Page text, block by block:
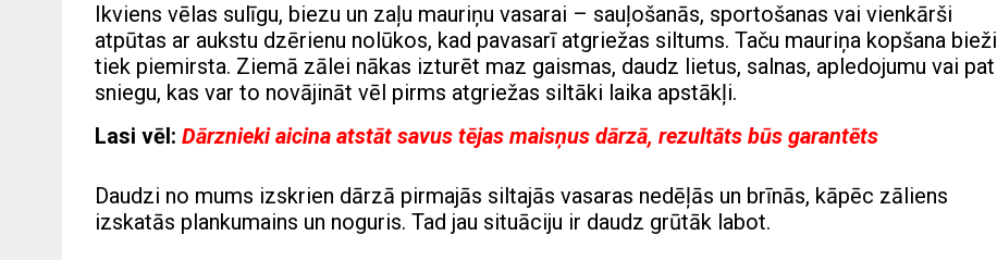
Ikviens vēlas sulīgu, biezu un zaļu mauriņu vasarai – sauļošanās, sportošanas vai vienkārši
atpūtas ar aukstu dzērienu nolūkos, kad pavasarī atgriežas siltums. Taču mauriņa kopšana bieži
tiek piemirsta. Ziemā zālei nākas izturēt maz gaismas, daudz lietus, salnas, apledojumu vai pat
sniegu, kas var to novājināt vēl pirms atgriežas siltāki laika apstākļi.
Lasi vēl: Dārznieki aicina atstāt savus tējas maisņus dārzā, rezultāts būs garantēts
Daudzi no mums izskrien dārzā pirmajās siltajās vasaras nedēļās un brīnās, kāpēc zāliens
izskatās plankumains un noguris. Tad jau situāciju ir daudz grūtāk labot.